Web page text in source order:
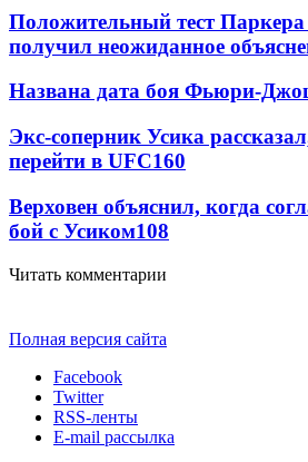
Положительный тест
получил неожиданное
Названа дата боя Фьюри-
Экс-соперник Усика
перейти в UFC160
Верховен объяснил, когда
бой с Усиком108
Читать комментарии
Полная версия сайта
Facebook
Twitter
RSS-ленты
E-mail рассылка